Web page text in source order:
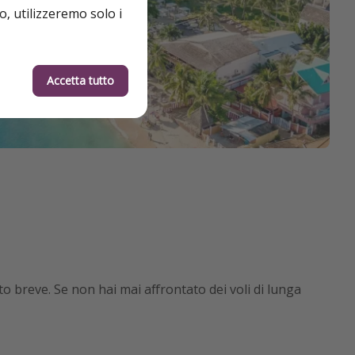
breve. Se non hai mai affrontato dei voli di lunga
utilizzeremo solo i
Accetta tutto